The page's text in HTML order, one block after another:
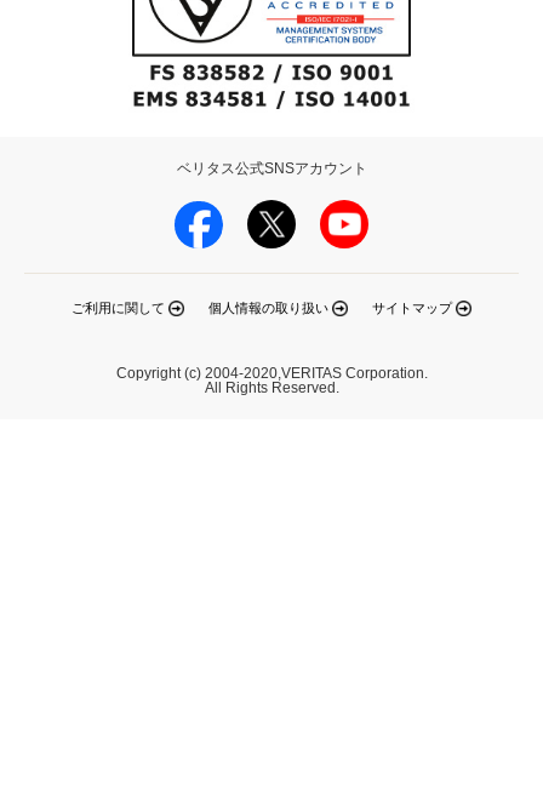
ご利用に関して 個人情報の取り扱い サイトマップ
ベリタス公式SNSアカウント
Copyright (c) 2004-2020,VERITAS Corporation.
All Rights Reserved.